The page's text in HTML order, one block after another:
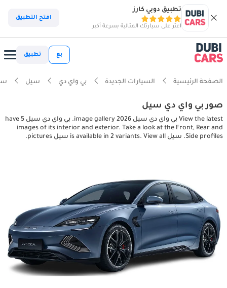
تطبيق دوبي كارز
اعثر على سيارتك المثالية بسرعة أكبر
افتح التطبيق
بع تطبيق
الصفحة الرئيسية السيارات الجديدة بي واي دي سيل
صور بي واي دي سيل
View the latest بي واي دي سيل 2026 image gallery. بي واي دي سيل have 5
images of its interior and exterior. Take a look at the Front, Rear and
Side profiles. سيل is available in 2 variants. View all سيل pictures.